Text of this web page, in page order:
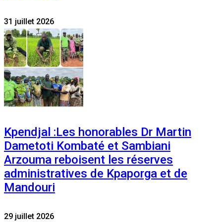
31 juillet 2026
Kpendjal :Les honorables Dr Martin
Dametoti Kombaté et Sambiani
Arzouma reboisent les réserves
administratives de Kpaporga et de
Mandouri
29 juillet 2026